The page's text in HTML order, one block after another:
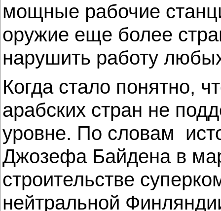
мощные рабочие
оружие еще более
нарушить работу
Когда стало понятно,
арабских стран не
уровне. По словам
Джозефа Байдена в
строительстве
нейтральной